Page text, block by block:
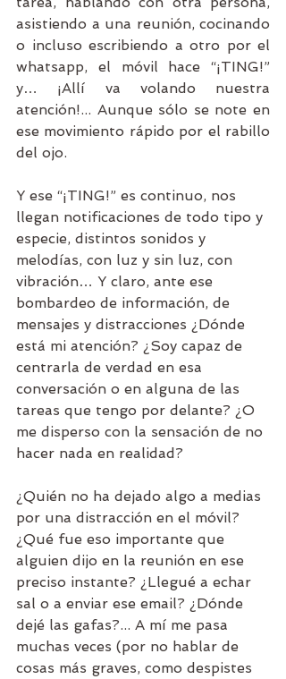
asistiendo a una reunión, cocinando
o incluso escribiendo a otro por el
whatsapp, el móvil hace “¡TING!”
y… ¡Allí va volando nuestra
atención!... Aunque sólo se note en
ese movimiento rápido por el rabillo
del ojo.
Y ese “¡TING!” es continuo, nos
llegan notificaciones de todo tipo y
especie, distintos sonidos y
melodías, con luz y sin luz, con
vibración… Y claro, ante ese
bombardeo de información, de
mensajes y distracciones ¿Dónde
está mi atención? ¿Soy capaz de
centrarla de verdad en esa
conversación o en alguna de las
tareas que tengo por delante? ¿O
me disperso con la sensación de no
hacer nada en realidad?
¿Quién no ha dejado algo a medias
por una distracción en el móvil?
¿Qué fue eso importante que
alguien dijo en la reunión en ese
preciso instante? ¿Llegué a echar
sal o a enviar ese email? ¿Dónde
dejé las gafas?... A mí me pasa
muchas veces (por no hablar de
cosas más graves, como despistes